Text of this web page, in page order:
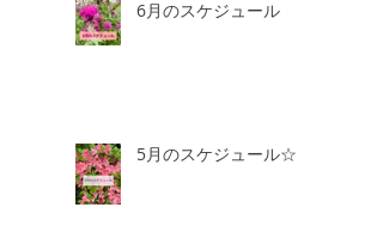
6月のスケジュール
5月のスケジュール☆